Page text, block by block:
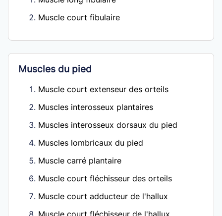
Muscle court fibulaire
Muscles du pied
Muscle court extenseur des orteils
Muscles interosseux plantaires
Muscles interosseux dorsaux du pied
Muscles lombricaux du pied
Muscle carré plantaire
Muscle court fléchisseur des orteils
Muscle court adducteur de l'hallux
Muscle court fléchisseur de l'hallux